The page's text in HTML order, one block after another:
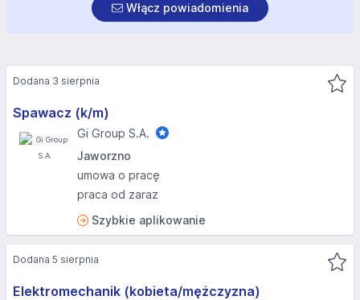
Włącz powiadomienia
Spawacz (k/m)
Gi Group S.A.
Jaworzno
umowa o pracę
praca od zaraz
Szybkie aplikowanie
Dodana 3 sierpnia
Elektromechanik (kobieta/mężczyzna)
Dodana 5 sierpnia